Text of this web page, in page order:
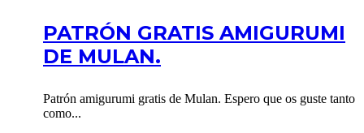
PATRÓN GRATIS AMIGURUMI
DE MULAN.
Patrón amigurumi gratis de Mulan. Espero que os guste tanto
como...